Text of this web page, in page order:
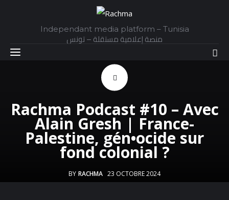
Independant media platform – Tunisia
منصة إعلامية مستقلة – تونس
Explainer
Rachma Podcast #10 – Avec
Alain Gresh | France-
Palestine, gén•ocide sur
fond colonial ?
BY RACHMA 23 OCTOBRE 2024